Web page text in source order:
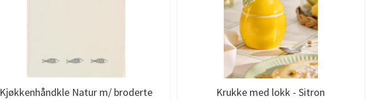
Kjøkkenhåndkle Natur m/ broderte
Krukke med lokk - Sitron